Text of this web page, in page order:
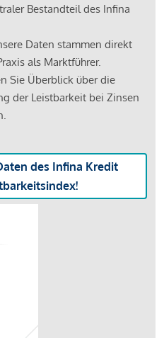
Bestandteil des Infina
Daten stammen direkt
als Marktführer.
Sie Überblick über die
der Leistbarkeit bei Zinsen
des Infina Kredit